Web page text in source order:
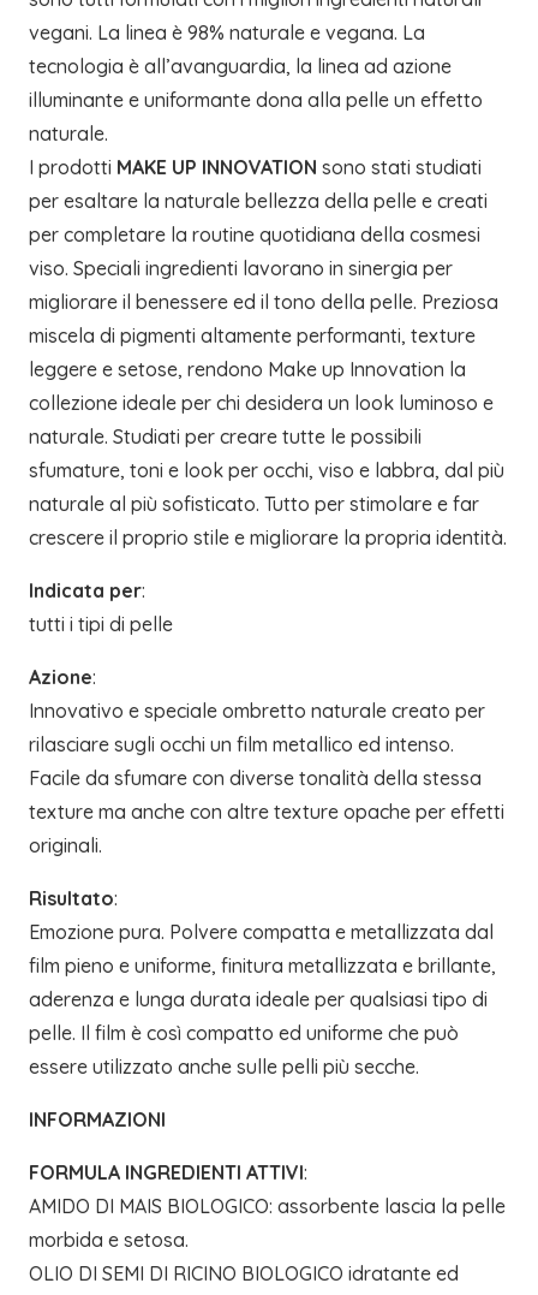
vegani. La linea è 98% naturale e vegana. La
tecnologia è all’avanguardia, la linea ad azione
illuminante e uniformante dona alla pelle un effetto
naturale.
I prodotti MAKE UP INNOVATION sono stati studiati
per esaltare la naturale bellezza della pelle e creati
per completare la routine quotidiana della cosmesi
viso. Speciali ingredienti lavorano in sinergia per
migliorare il benessere ed il tono della pelle. Preziosa
miscela di pigmenti altamente performanti, texture
leggere e setose, rendono Make up Innovation la
collezione ideale per chi desidera un look luminoso e
naturale. Studiati per creare tutte le possibili
sfumature, toni e look per occhi, viso e labbra, dal più
naturale al più sofisticato. Tutto per stimolare e far
crescere il proprio stile e migliorare la propria identità.
Indicata per:
tutti i tipi di pelle
Azione:
Innovativo e speciale ombretto naturale creato per
rilasciare sugli occhi un film metallico ed intenso.
Facile da sfumare con diverse tonalità della stessa
texture ma anche con altre texture opache per effetti
originali.
Risultato:
Emozione pura. Polvere compatta e metallizzata dal
film pieno e uniforme, finitura metallizzata e brillante,
aderenza e lunga durata ideale per qualsiasi tipo di
pelle. Il film è così compatto ed uniforme che può
essere utilizzato anche sulle pelli più secche.
INFORMAZIONI
FORMULA INGREDIENTI ATTIVI:
AMIDO DI MAIS BIOLOGICO: assorbente lascia la pelle
morbida e setosa.
OLIO DI SEMI DI RICINO BIOLOGICO idratante ed